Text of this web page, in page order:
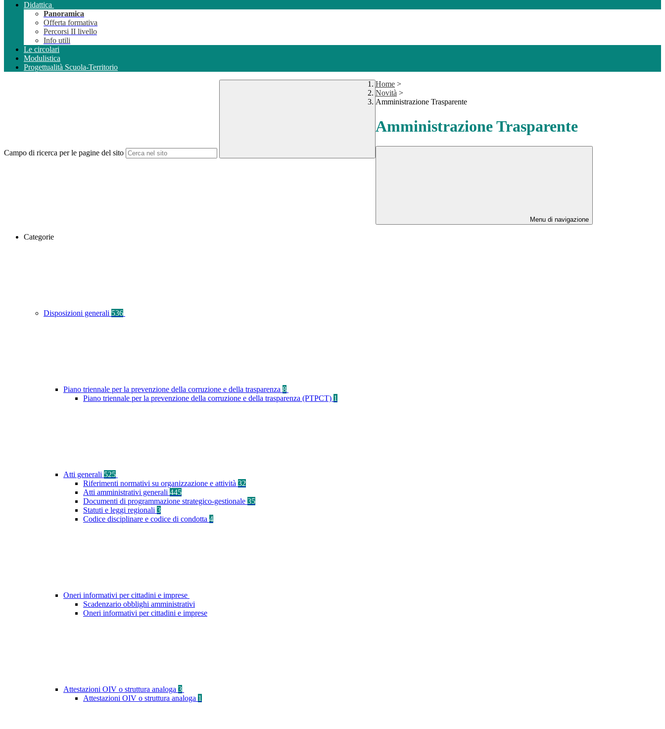
Didattica
Panoramica
Offerta formativa
Percorsi II livello
Info utili
Le circolari
Modulistica
Progettualità Scuola-Territorio
Campo di ricerca per le pagine del sito
Home >
Novità >
Amministrazione Trasparente
Amministrazione Trasparente
Menu di navigazione
Categorie
Disposizioni generali 536
Piano triennale per la prevenzione della corruzione e della trasparenza 8
Piano triennale per la prevenzione della corruzione e della trasparenza (PTPCT) 1
Atti generali 525
Riferimenti normativi su organizzazione e attività 32
Atti amministrativi generali 445
Documenti di programmazione strategico-gestionale 35
Statuti e leggi regionali 3
Codice disciplinare e codice di condotta 4
Oneri informativi per cittadini e imprese
Scadenzario obblighi amministrativi
Oneri informativi per cittadini e imprese
Attestazioni OIV o struttura analoga 3
Attestazioni OIV o struttura analoga 1